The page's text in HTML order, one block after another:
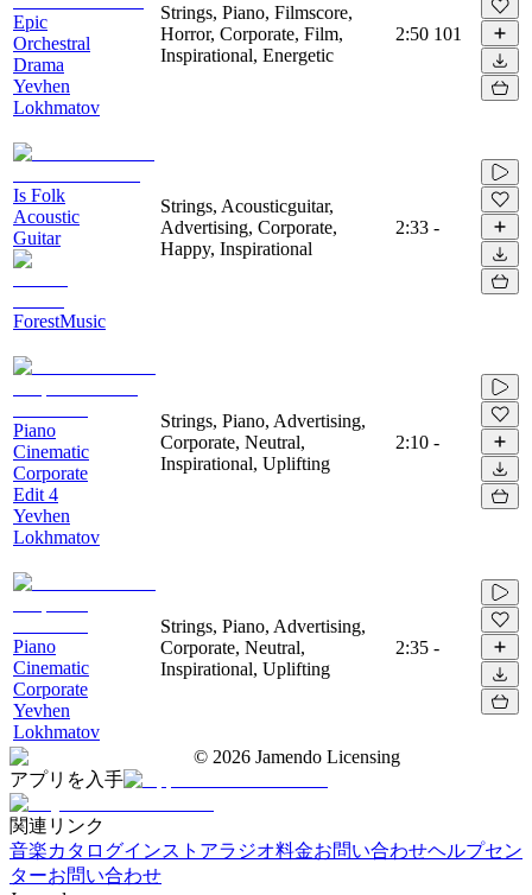
Epic
Orchestral
Drama
Yevhen
Lokhmatov
Strings, Piano, Filmscore,
Horror, Corporate, Film,
Inspirational, Energetic
2:50 101
Is Folk
Acoustic
Guitar
ForestMusic
Strings, Acousticguitar,
Advertising, Corporate,
Happy, Inspirational
2:33 -
Piano
Cinematic
Corporate
Edit 4
Yevhen
Lokhmatov
Strings, Piano, Advertising,
Corporate, Neutral,
Inspirational, Uplifting
2:10 -
Piano
Cinematic
Corporate
Yevhen
Lokhmatov
Strings, Piano, Advertising,
Corporate, Neutral,
Inspirational, Uplifting
2:35 -
© 2026 Jamendo Licensing
アプリを入手
関連リンク
音楽カタログインストアラジオ料金お問い合わせヘルプセン
ターお問い合わせ